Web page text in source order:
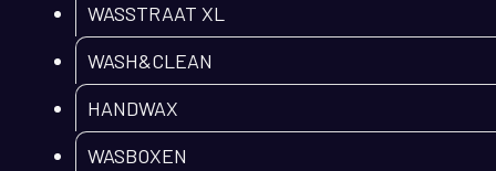
WASSTRAAT XL
WASH&CLEAN
HANDWAX
WASBOXEN